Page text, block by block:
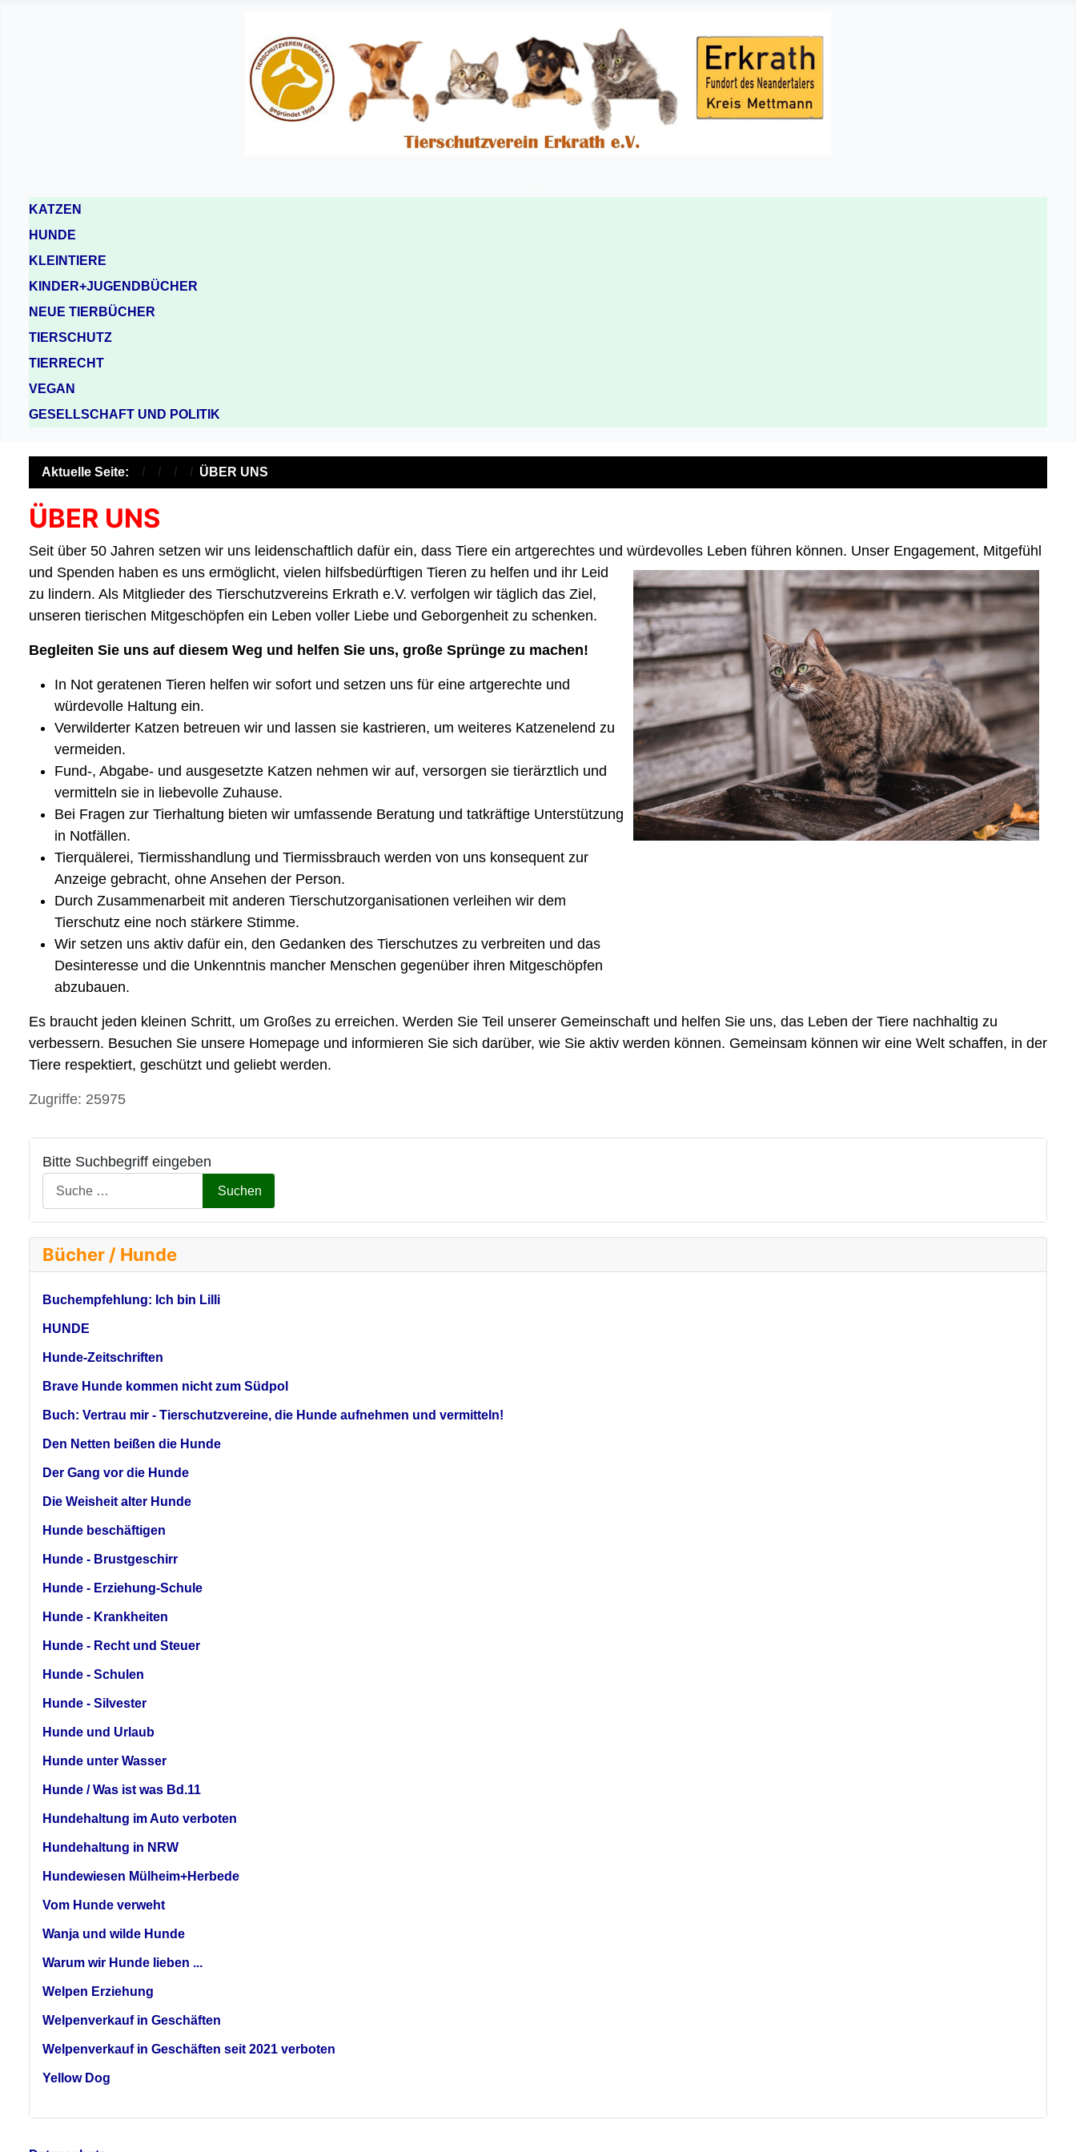
KATZEN
HUNDE
KLEINTIERE
KINDER+JUGENDBÜCHER
NEUE TIERBÜCHER
TIERSCHUTZ
TIERRECHT
VEGAN
GESELLSCHAFT UND POLITIK
Bitte Suchbegriff eingeben
Suchen
Bücher / Hunde
Buchempfehlung: Ich bin Lilli
HUNDE
Hunde-Zeitschriften
Brave Hunde kommen nicht zum Südpol
Buch: Vertrau mir - Tierschutzvereine, die Hunde aufnehmen und vermitteln!
Den Netten beißen die Hunde
Der Gang vor die Hunde
Die Weisheit alter Hunde
Hunde beschäftigen
Hunde - Brustgeschirr
Hunde - Erziehung-Schule
Hunde - Krankheiten
Hunde - Recht und Steuer
Hunde - Schulen
Hunde - Silvester
Hunde und Urlaub
Hunde unter Wasser
Hunde / Was ist was Bd.11
Hundehaltung im Auto verboten
Hundehaltung in NRW
Hundewiesen Mülheim+Herbede
Vom Hunde verweht
Wanja und wilde Hunde
Warum wir Hunde lieben ...
Welpen Erziehung
Welpenverkauf in Geschäften
Welpenverkauf in Geschäften seit 2021 verboten
Yellow Dog
Aktuelle Seite: ÜBER UNS
ÜBER UNS
Seit über 50 Jahren setzen wir uns leidenschaftlich dafür ein, dass Tiere ein artgerechtes und würdevolles Leben führen können. Unser Engagement, Mitgefühl
und Spenden haben es uns ermöglicht, vielen hilfsbedürftigen Tieren zu helfen und ihr Leid
zu lindern. Als Mitglieder des Tierschutzvereins Erkrath e.V. verfolgen wir täglich das Ziel,
unseren tierischen Mitgeschöpfen ein Leben voller Liebe und Geborgenheit zu schenken.
Begleiten Sie uns auf diesem Weg und helfen Sie uns, große Sprünge zu machen!
In Not geratenen Tieren helfen wir sofort und setzen uns für eine artgerechte und
würdevolle Haltung ein.
Verwilderter Katzen betreuen wir und lassen sie kastrieren, um weiteres Katzenelend zu
vermeiden.
Fund-, Abgabe- und ausgesetzte Katzen nehmen wir auf, versorgen sie tierärztlich und
vermitteln sie in liebevolle Zuhause.
Bei Fragen zur Tierhaltung bieten wir umfassende Beratung und tatkräftige Unterstützung
in Notfällen.
Tierquälerei, Tiermisshandlung und Tiermissbrauch werden von uns konsequent zur
Anzeige gebracht, ohne Ansehen der Person.
Durch Zusammenarbeit mit anderen Tierschutzorganisationen verleihen wir dem
Tierschutz eine noch stärkere Stimme.
Wir setzen uns aktiv dafür ein, den Gedanken des Tierschutzes zu verbreiten und das
Desinteresse und die Unkenntnis mancher Menschen gegenüber ihren Mitgeschöpfen
abzubauen.
Es braucht jeden kleinen Schritt, um Großes zu erreichen. Werden Sie Teil unserer Gemeinschaft und helfen Sie uns, das Leben der Tiere nachhaltig zu
verbessern. Besuchen Sie unsere Homepage und informieren Sie sich darüber, wie Sie aktiv werden können. Gemeinsam können wir eine Welt schaffen, in der
Tiere respektiert, geschützt und geliebt werden.
Details
Zugriffe: 25975